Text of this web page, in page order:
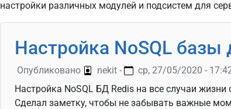
настройки различных модулей и подсистем для
Настройка NoSQL базы
Опубликовано nekit -
ср, 27/05/2020 -
Настройка NoSQL БД Redis на все случаи
Сделал заметку, чтобы не забывать важные